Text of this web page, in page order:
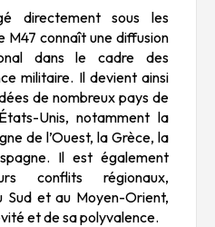
directement sous les
M47 connaît une diffusion
dans le cadre des
militaire. Il devient ainsi
de nombreux pays de
Unis, notamment la
de l’Ouest, la Grèce, la
Il est également
conflits régionaux,
Sud et au Moyen-Orient,
et de sa polyvalence.